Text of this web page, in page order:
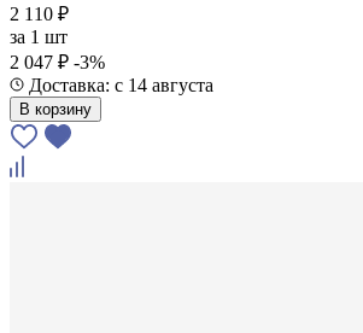
2 110 ₽
за 1 шт
2 047 ₽ -3%
Доставка: с 14 августа
В корзину